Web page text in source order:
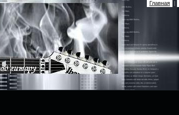
Главная |